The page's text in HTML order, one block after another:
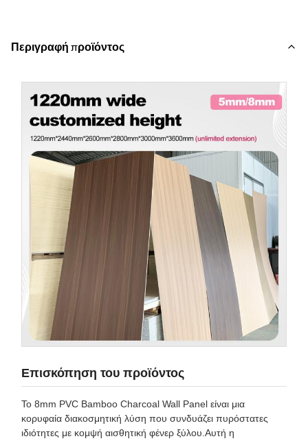
Περιγραφή προϊόντος
Επισκόπηση του προϊόντος
Το 8mm PVC Bamboo Charcoal Wall Panel είναι μια
κορυφαία διακοσμητική λύση που συνδυάζει πυρόστατες
ιδιότητες με κομψή αισθητική φένερ ξύλου.Αυτή η